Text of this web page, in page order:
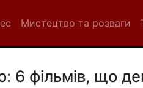
Мистецтво та розваги
6 фільмів, що